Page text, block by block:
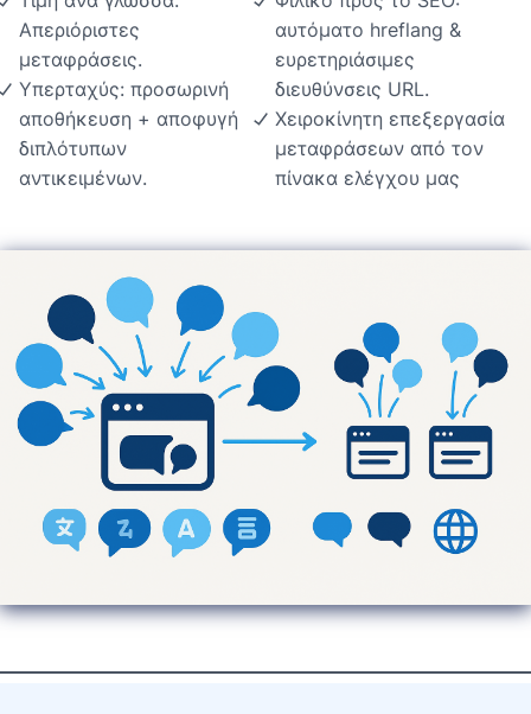
Απεριόριστες
μεταφράσεις.
Υπερταχύς: προσωρινή
αποθήκευση + αποφυγή
διπλότυπων
αντικειμένων.
αυτόματο hreflang &
ευρετηριάσιμες
διευθύνσεις URL.
Χειροκίνητη επεξεργασία
μεταφράσεων από τον
πίνακα ελέγχου μας